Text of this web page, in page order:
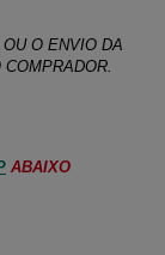
O ENVIO DA
ABAIXO